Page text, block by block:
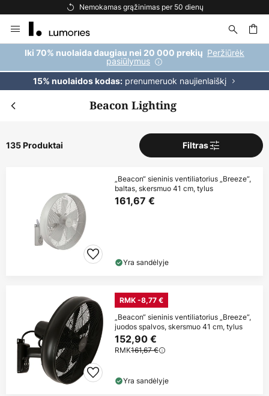
Nemokamas pristatymas užsakymams, viršijantiems 69 €
to
Content
Iki 70% nuolaida daugiau nei 20 000 prekių Peržiūrėk
pasiūlymus
15% nuolaidos kodas:prenumeruok naujienlaiškį
Beacon Lighting
135 Produktai Filtras
„Beacon“ sieninis ventiliatorius „Breeze“,
baltas, skersmuo 41 cm, tylus
161,67 €
Yra sandėlyje
RMK -8,77 €
„Beacon“ sieninis ventiliatorius „Breeze“,
juodos spalvos, skersmuo 41 cm, tylus
152,90 €
RMK161,67 €
Yra sandėlyje